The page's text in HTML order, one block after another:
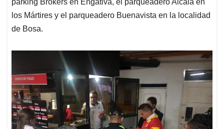
parking Brokers en Engativá, el parqueadero Alcalá en
los Mártires y el parqueadero Buenavista en la localidad
de Bosa.